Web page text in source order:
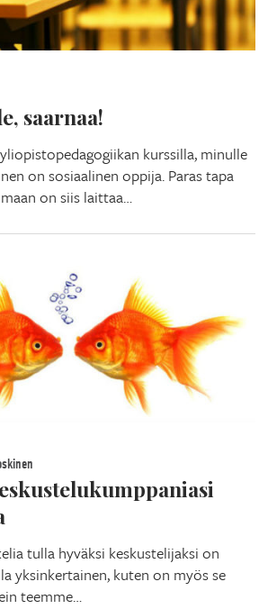
saarnaa!
kurssilla, minulle
on sosiaalinen oppija. Paras tapa
on siis laittaa…
tulla hyväksi keskustelijaksi on
yksinkertainen, kuten on myös se
teemme…